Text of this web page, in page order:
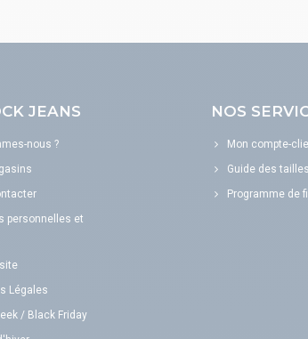
JEANS
nous ?
personnelles et
Légales
/ Black Friday
NOS
Mon compte-
Guide des tailles
Programme de